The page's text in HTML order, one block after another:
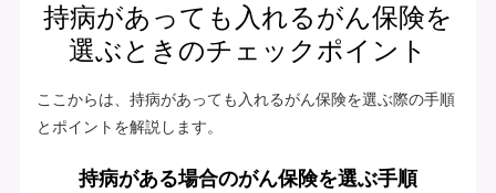
持病があっても入れるがん保険を
選ぶときのチェックポイント
ここからは、持病があっても入れるがん保険を選ぶ際の手順
とポイントを解説します。
持病がある場合のがん保険を選ぶ手順